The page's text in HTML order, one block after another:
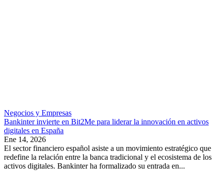
Negocios y Empresas
Bankinter invierte en Bit2Me para liderar la innovación en activos
digitales en España
Ene 14, 2026
El sector financiero español asiste a un movimiento estratégico que
redefine la relación entre la banca tradicional y el ecosistema de los
activos digitales. Bankinter ha formalizado su entrada en...